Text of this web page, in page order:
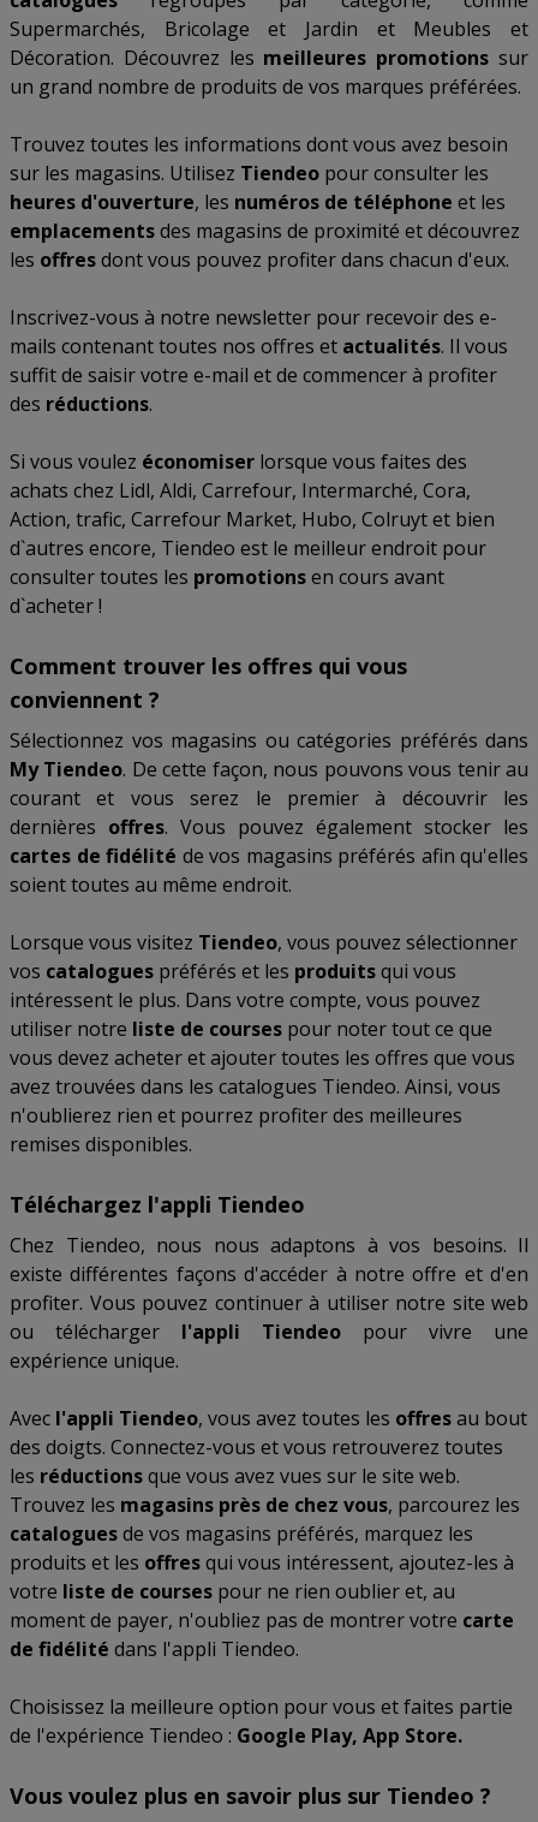
Supermarchés, Bricolage et Jardin et Meubles et
Décoration. Découvrez les meilleures promotions sur
un grand nombre de produits de vos marques préférées.
Trouvez toutes les informations dont vous avez besoin
sur les magasins. Utilisez Tiendeo pour consulter les
heures d'ouverture, les numéros de téléphone et les
emplacementsdes magasins de proximité et découvrez
les offresdont vous pouvez profiter dans chacun d'eux.
Inscrivez-vous à notre newsletter pour recevoir des e-
mails contenant toutes nos offres et actualités. Il vous
suffit de saisir votre e-mail et de commencer à profiter
des réductions.
Si vous voulez économiser lorsque vous faites des
achats chez Lidl, Aldi, Carrefour, Intermarché, Cora,
Action, trafic, Carrefour Market, Hubo, Colruytet bien
d`autres encore, Tiendeo est le meilleur endroit pour
consulter toutes les promotionsen cours avant
d`acheter !
Comment trouver les offres qui vous
conviennent ?
Sélectionnez vos magasins ou catégories préférés dans
My Tiendeo. De cette façon, nous pouvons vous tenir au
courant et vous serez le premier à découvrir les
dernières offres. Vous pouvez également stocker les
cartes de fidélité de vos magasins préférés afin qu'elles
soient toutes au même endroit.
Lorsque vous visitez Tiendeo, vous pouvez sélectionner
vos catalogues préférés et les produitsqui vous
intéressent le plus. Dans votre compte, vous pouvez
utiliser notre liste de courses pour noter tout ce que
vous devez acheter et ajouter toutes les offres que vous
avez trouvées dans les catalogues Tiendeo. Ainsi, vous
n'oublierez rien et pourrez profiter des meilleures
remises disponibles.
Téléchargez l'appli Tiendeo
Chez Tiendeo, nous nous adaptons à vos besoins. Il
existe différentes façons d'accéder à notre offre et d'en
profiter. Vous pouvez continuer à utiliser notre site web
ou télécharger l'appli Tiendeo pour vivre une
expérience unique.
Avec l'appli Tiendeo, vous avez toutes les offresau bout
des doigts. Connectez-vous et vous retrouverez toutes
les réductionsque vous avez vues sur le site web.
Trouvez les magasins près de chez vous, parcourez les
cataloguesde vos magasins préférés, marquez les
produits et les offresqui vous intéressent, ajoutez-les à
votre liste de courses pour ne rien oublier et, au
moment de payer, n'oubliez pas de montrer votre carte
de fidélité dans l'appli Tiendeo.
Choisissez la meilleure option pour vous et faites partie
de l'expérience Tiendeo : Google Play, App Store.
Vous voulez plus en savoir plus sur Tiendeo ?